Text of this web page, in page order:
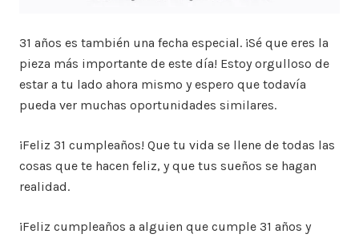
31 años es también una fecha especial. ¡Sé que eres la
pieza más importante de este día! Estoy orgulloso de
estar a tu lado ahora mismo y espero que todavía
pueda ver muchas oportunidades similares.
¡Feliz 31 cumpleaños! Que tu vida se llene de todas las
cosas que te hacen feliz, y que tus sueños se hagan
realidad.
¡Feliz cumpleaños a alguien que cumple 31 años y